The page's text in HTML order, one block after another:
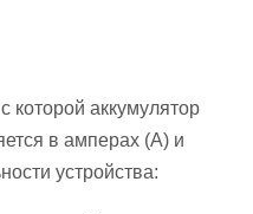
которой аккумулятор
в амперах (А) и
устройства: